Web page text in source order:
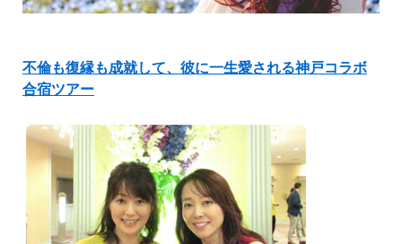
不倫も復縁も成就して、彼に一生愛される神戸コラボ
合宿ツアー